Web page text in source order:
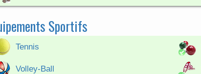
Sportifs
Tennis
Volley-Ball